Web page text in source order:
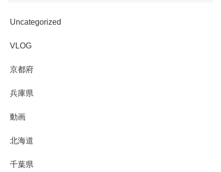
Uncategorized
VLOG
京都府
兵庫県
動画
北海道
千葉県